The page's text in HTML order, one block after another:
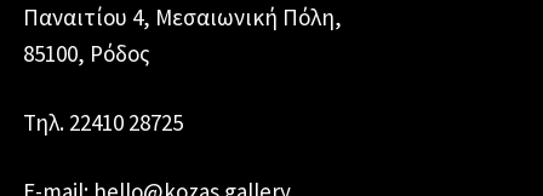
Παναιτίου 4, Μεσαιωνική Πόλη,
85100, Ρόδος
Τηλ. 22410 28725